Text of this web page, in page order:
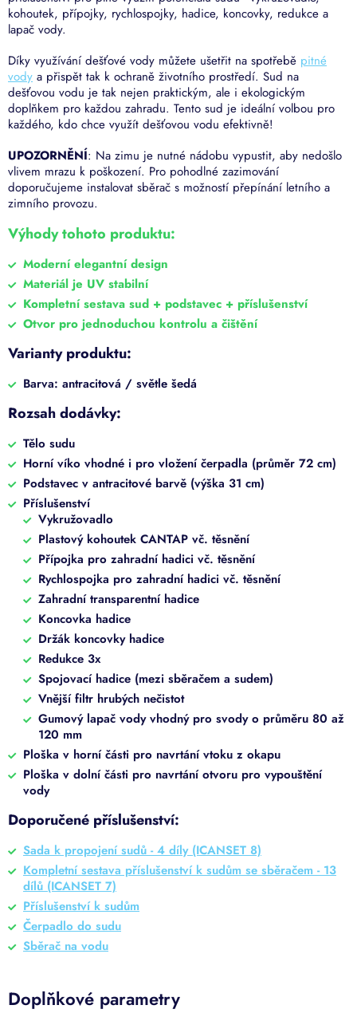
kohoutek, přípojky, rychlospojky, hadice, koncovky, redukce a
lapač vody.
Díky využívání dešťové vody můžete ušetřit na spotřebě pitné
vody a přispět tak k ochraně životního prostředí. Sud na
dešťovou vodu je tak nejen praktickým, ale i ekologickým
doplňkem pro každou zahradu. Tento sud je ideální volbou pro
každého, kdo chce využít dešťovou vodu efektivně!
UPOZORNĚNÍ: Na zimu je nutné nádobu vypustit, aby nedošlo
vlivem mrazu k poškození. Pro pohodlné zazimování
doporučujeme instalovat sběrač s možností přepínání letního a
zimního provozu.
Výhody tohoto produktu:
Moderní elegantní design
Materiál je UV stabilní
Kompletní sestava sud + podstavec + příslušenství
Otvor pro jednoduchou kontrolu a čištění
Varianty produktu:
Barva: antracitová / světle šedá
Rozsah dodávky:
Tělo sudu
Horní víko vhodné i pro vložení čerpadla (průměr 72 cm)
Podstavec v antracitové barvě (výška 31 cm)
Příslušenství
Vykružovadlo
Plastový kohoutek CANTAP vč. těsnění
Přípojka pro zahradní hadici vč. těsnění
Rychlospojka pro zahradní hadici vč. těsnění
Zahradní transparentní hadice
Koncovka hadice
Držák koncovky hadice
Redukce 3x
Spojovací hadice (mezi sběračem a sudem)
Vnější filtr hrubých nečistot
Gumový lapač vody vhodný pro svody o průměru 80 až
120 mm
Ploška v horní části pro navrtání vtoku z okapu
Ploška v dolní části pro navrtání otvoru pro vypouštění
vody
Doporučené příslušenství:
Sada k propojení sudů - 4 díly (ICANSET 8)
Kompletní sestava příslušenství k sudům se sběračem - 13
dílů (ICANSET 7)
Příslušenství k sudům
Čerpadlo do sudu
Sběrač na vodu
Doplňkové parametry